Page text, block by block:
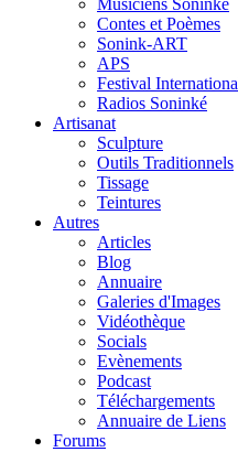
Musiciens Soninké
Contes et Poèmes
Sonink-ART
APS
Festival
Radios Soninké
Artisanat
Sculpture
Outils Traditionnels
Tissage
Teintures
Autres
Articles
Blog
Annuaire
Galeries d'Images
Vidéothèque
Socials
Evènements
Podcast
Téléchargements
Annuaire de Liens
Forums